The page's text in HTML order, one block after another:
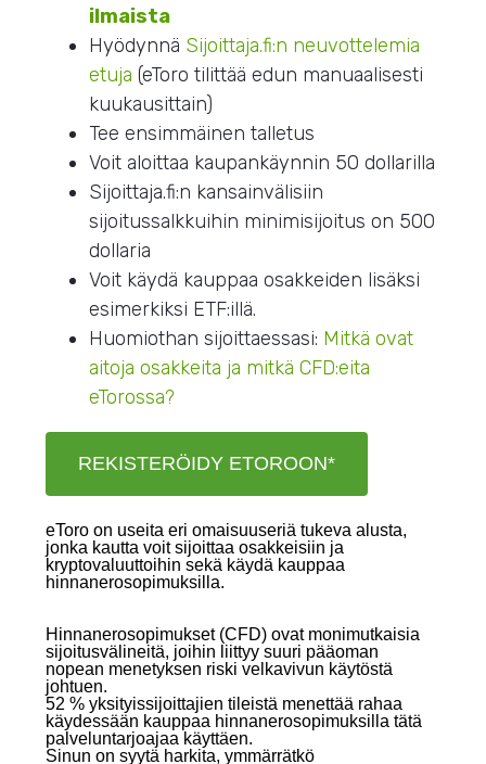
ilmaista
Hyödynnä Sijoittaja.fi:n neuvottelemia
etuja (eToro tilittää edun manuaalisesti
kuukausittain)
Tee ensimmäinen talletus
Voit aloittaa kaupankäynnin 50 dollarilla
Sijoittaja.fi:n kansainvälisiin
sijoitussalkkuihin minimisijoitus on 500
dollaria
Voit käydä kauppaa osakkeiden lisäksi
esimerkiksi ETF:illä.
Huomiothan sijoittaessasi: Mitkä ovat
aitoja osakkeita ja mitkä CFD:eita
eTorossa?
REKISTERÖIDY ETOROON*
eToro on useita eri omaisuuseriä tukeva alusta,
jonka kautta voit sijoittaa osakkeisiin ja
kryptovaluuttoihin sekä käydä kauppaa
hinnanerosopimuksilla.
Hinnanerosopimukset (CFD) ovat monimutkaisia
sijoitusvälineitä, joihin liittyy suuri pääoman
nopean menetyksen riski velkavivun käytöstä
johtuen.
52 % yksityissijoittajien tileistä menettää rahaa
käydessään kauppaa hinnanerosopimuksilla tätä
palveluntarjoajaa käyttäen.
Sinun on syytä harkita, ymmärrätkö